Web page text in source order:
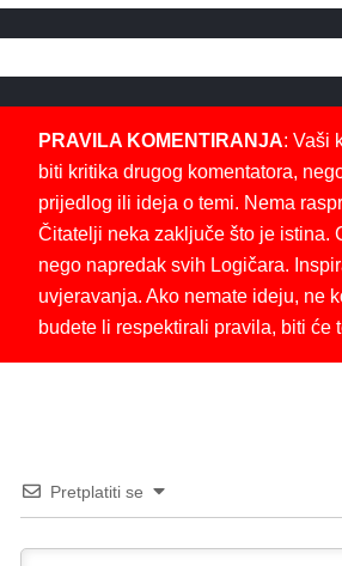
PRAVILA KOMENTIRANJA: Vaši
biti kritika drugog komentatora,
prijedlog ili ideja o temi. Nema
Čitatelji neka zaključe što je istina.
nego napredak svih Logičara.
uvjeravanja. Ako nemate ideju, ne
budete li respektirali pravila, biti će
Pretplatiti se